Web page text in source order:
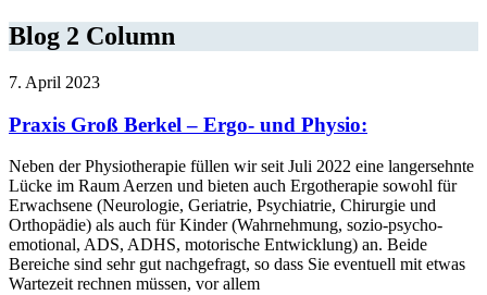
Blog 2 Column
7. April 2023
Praxis Groß Berkel – Ergo- und Physio:
Neben der Physiotherapie füllen wir seit Juli 2022 eine langersehnte
Lücke im Raum Aerzen und bieten auch Ergotherapie sowohl für
Erwachsene (Neurologie, Geriatrie, Psychiatrie, Chirurgie und
Orthopädie) als auch für Kinder (Wahrnehmung, sozio-psycho-
emotional, ADS, ADHS, motorische Entwicklung) an. Beide
Bereiche sind sehr gut nachgefragt, so dass Sie eventuell mit etwas
Wartezeit rechnen müssen, vor allem